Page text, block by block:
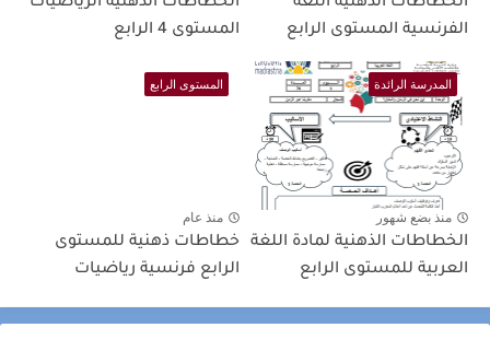
الفرنسية المستوى الرابع
المستوى 4 الرابع
المدرسة الرائدة
منذ بضع شهور
الخطاطات الذهنية لمادة اللغة
العربية للمستوى الرابع
المستوى الرابع
منذ عام
خطاطات ذهنية للمستوى
الرابع فرنسية رياضيات